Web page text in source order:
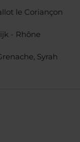
le Coriançon
- Rhône
Syrah